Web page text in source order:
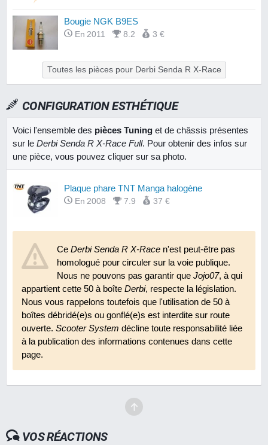
Bougie NGK B9ES
En 2011 8.2 3 €
Toutes les pièces pour Derbi Senda R X-Race
CONFIGURATION ESTHÉTIQUE
Voici l'ensemble des pièces Tuning et de châssis présentes
sur le Derbi Senda R X-Race Full. Pour obtenir des infos sur
une pièce, vous pouvez cliquer sur sa photo.
Plaque phare TNT Manga halogène
En 2008 7.9 37 €
CeDerbi Senda R X-Race n'est peut-être pas
homologué pour circuler sur la voie publique.
Nous ne pouvons pas garantir queJojo07, à qui
appartient cette 50 à boîte Derbi, respecte la législation.
Nous vous rappelons toutefois que l'utilisation de 50 à
boîtes débridé(e)s ou gonflé(e)s est interdite sur route
ouverte. Scooter System décline toute responsabilité liée
à la publication des informations contenues dans cette
page.
VOS RÉACTIONS